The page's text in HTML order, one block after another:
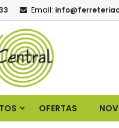
Email:
OFERTAS